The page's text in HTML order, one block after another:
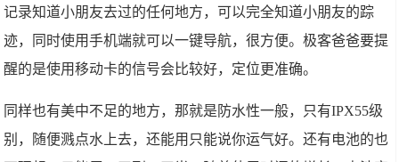
记录知道小朋友去过的任何地方，可以完全知道小朋友的踪
迹，同时使用手机端就可以一键导航，很方便。极客爸爸要提
醒的是使用移动卡的信号会比较好，定位更准确。
同样也有美中不足的地方，那就是防水性一般，只有IPX55级
别，随便溅点水上去，还能用只能说你运气好。还有电池的也